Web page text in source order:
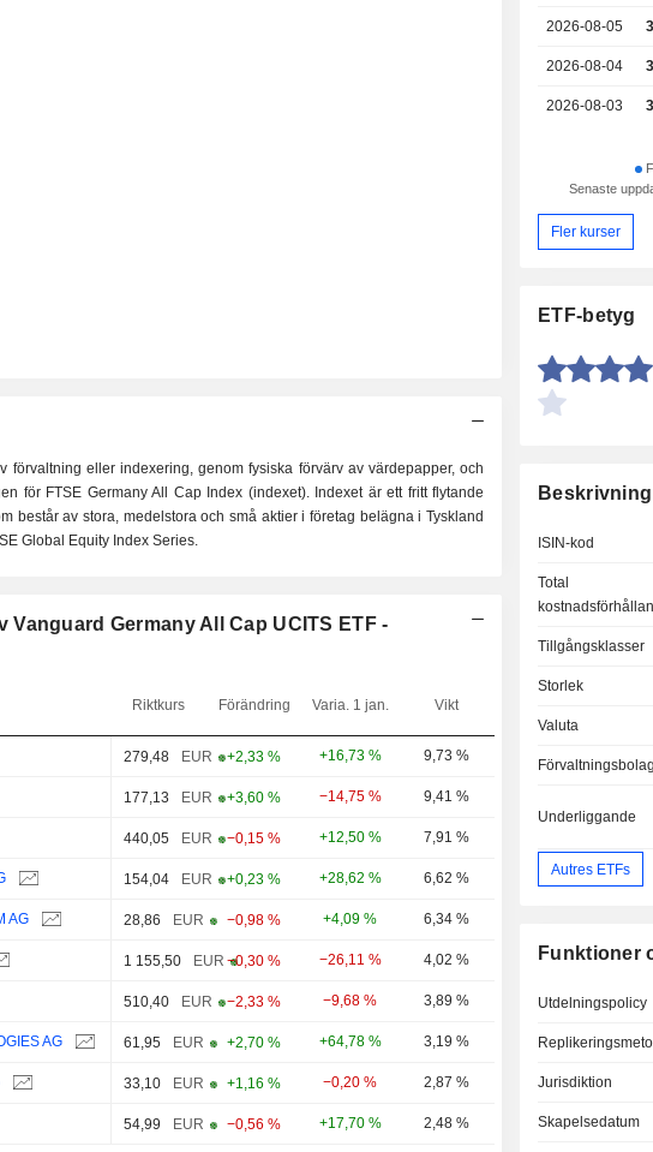
förvaltning eller indexering, genom fysiska förvärv av värdepapper, och
för FTSE Germany All Cap Index (indexet). Indexet är ett fritt flytande
består av stora, medelstora och små aktier i företag belägna i Tyskland
Global Equity Index Series.
Vanguard Germany All Cap UCITS ETF -
Riktkurs Förändring Varia. 1 jan. Vikt
279,48 EUR +2,33 % +16,73 % 9,73 %
177,13 EUR +3,60 % −14,75 % 9,41 %
440,05 EUR −0,15 % +12,50 % 7,91 %
154,04 EUR +0,23 % +28,62 % 6,62 %
AG 28,86 EUR −0,98 % +4,09 % 6,34 %
1 155,50 EUR −0,30 % −26,11 % 4,02 %
510,40 EUR −2,33 % −9,68 % 3,89 %
AG 61,95 EUR +2,70 % +64,78 % 3,19 %
33,10 EUR +1,16 % −0,20 % 2,87 %
54,99 EUR −0,56 % +17,70 % 2,48 %
2026-08-05
2026-08-04
2026-08-03
Senaste
Fler kurser
ETF-betyg
Beskrivning
ISIN-kod
Total
Tillgångsklasser
Storlek
Valuta
Förvaltningsbolag
Underliggande
Autres ETFs
Funktioner
Utdelningspolicy
Jurisdiktion
Skapelsedatum